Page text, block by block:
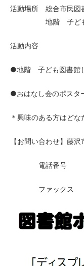
活動場所 総合市民
地階 子ども
活動内容
●地階 子ども図書館
●おはなし会のポスタ
＊興味のある方はどな
【お問い合わせ】藤
電話番号
ファックス